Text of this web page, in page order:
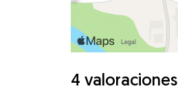
4 valoraciones